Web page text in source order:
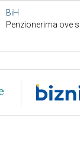
BiH
Penzionerima ove